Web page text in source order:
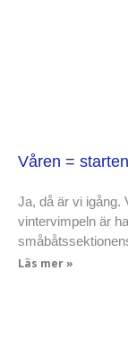
Våren =
Ja, då är vi igång.
vintervimpeln är
Läs mer »